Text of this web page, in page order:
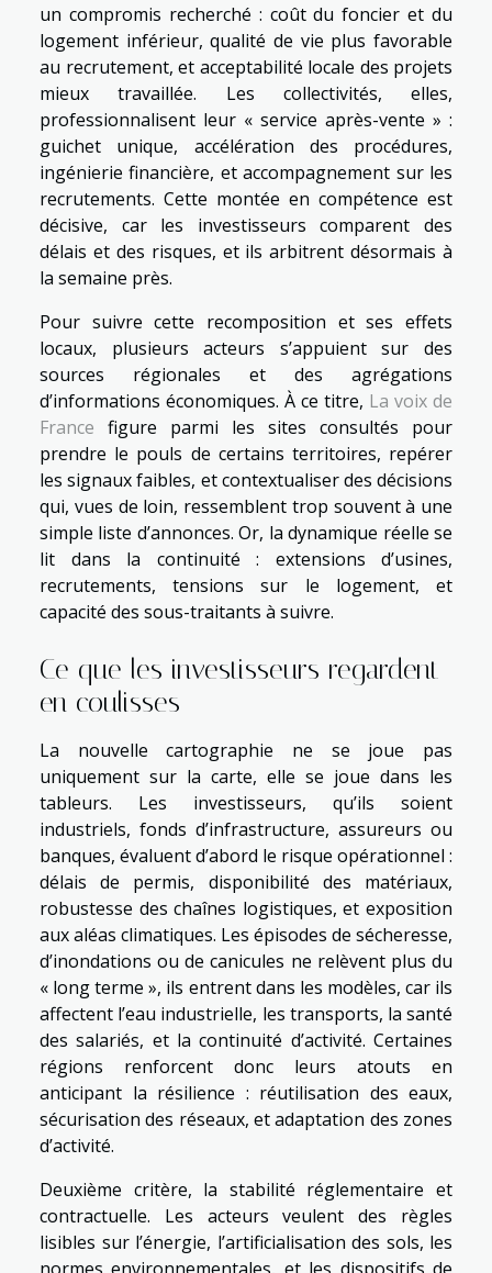
un compromis recherché : coût du foncier et du
logement inférieur, qualité de vie plus favorable
au recrutement, et acceptabilité locale des projets
mieux travaillée. Les collectivités, elles,
professionnalisent leur « service après-vente » :
guichet unique, accélération des procédures,
ingénierie financière, et accompagnement sur les
recrutements. Cette montée en compétence est
décisive, car les investisseurs comparent des
délais et des risques, et ils arbitrent désormais à
la semaine près.
Pour suivre cette recomposition et ses effets
locaux, plusieurs acteurs s’appuient sur des
sources régionales et des agrégations
d’informations économiques. À ce titre, La voix de
France figure parmi les sites consultés pour
prendre le pouls de certains territoires, repérer
les signaux faibles, et contextualiser des décisions
qui, vues de loin, ressemblent trop souvent à une
simple liste d’annonces. Or, la dynamique réelle se
lit dans la continuité : extensions d’usines,
recrutements, tensions sur le logement, et
capacité des sous-traitants à suivre.
Ce que les investisseurs regardent
en coulisses
La nouvelle cartographie ne se joue pas
uniquement sur la carte, elle se joue dans les
tableurs. Les investisseurs, qu’ils soient
industriels, fonds d’infrastructure, assureurs ou
banques, évaluent d’abord le risque opérationnel :
délais de permis, disponibilité des matériaux,
robustesse des chaînes logistiques, et exposition
aux aléas climatiques. Les épisodes de sécheresse,
d’inondations ou de canicules ne relèvent plus du
« long terme », ils entrent dans les modèles, car ils
affectent l’eau industrielle, les transports, la santé
des salariés, et la continuité d’activité. Certaines
régions renforcent donc leurs atouts en
anticipant la résilience : réutilisation des eaux,
sécurisation des réseaux, et adaptation des zones
d’activité.
Deuxième critère, la stabilité réglementaire et
contractuelle. Les acteurs veulent des règles
lisibles sur l’énergie, l’artificialisation des sols, les